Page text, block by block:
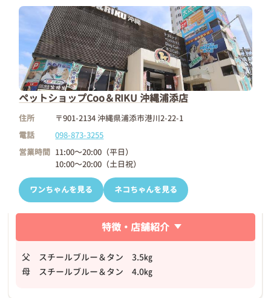
ペットショップCoo＆RIKU 沖縄浦添店
住所
〒901-2134 沖縄県浦添市港川2-22-1
電話
098-873-3255
営業時間 11:00～20:00（平日）
10:00～20:00（土日祝）
ワンちゃんを見る ネコちゃんを見る
特徴・店舗紹介
父 スチールブルー＆タン 3.5㎏
母 スチールブルー＆タン 4.0㎏